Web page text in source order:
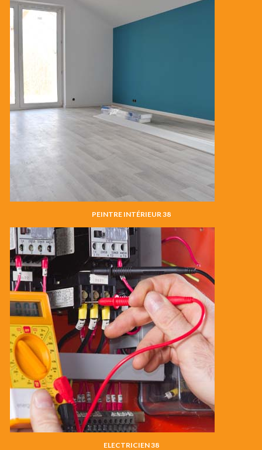
PEINTRE INTÉRIEUR 38
ELECTRICIEN 38